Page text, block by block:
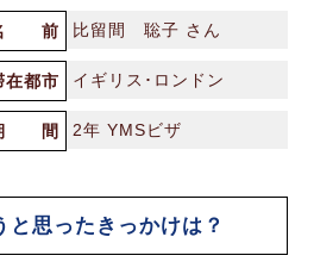
前 比留間 聡子 さん
在都市 イギリス･ロンドン
間 2年 YMSビザ
と思ったきっかけは？